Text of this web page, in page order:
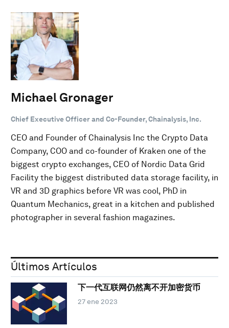
Michael Gronager
Chief Executive Officer and Co-Founder, Chainalysis, Inc.
CEO and Founder of Chainalysis Inc the Crypto Data
Company, COO and co-founder of Kraken one of the
biggest crypto exchanges, CEO of Nordic Data Grid
Facility the biggest distributed data storage facility, in
VR and 3D graphics before VR was cool, PhD in
Quantum Mechanics, great in a kitchen and published
photographer in several fashion magazines.
Últimos Artículos
下一代互联网仍然离不开加密货币
27 ene 2023